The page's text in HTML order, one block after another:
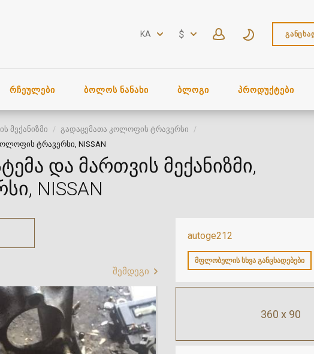
KA $
ᲠᲩᲔᲣᲚᲔᲑᲘ ᲑᲝᲚᲝᲡ ᲜᲐᲜᲐᲮᲘ ᲑᲚᲝᲒᲘ ᲞᲠᲝᲓᲣᲥᲢᲔᲑᲘ
მექანიზმი
გადაცემათა კოლოფის ტრავერსი
ტრავერსი, NISSAN
და მართვის მექანიზმი,
NISSAN
autoge212
ᲛᲤᲚᲝᲑᲔᲚᲘᲡ ᲡᲮᲕᲐ ᲒᲐᲜᲪᲮᲐᲓᲔᲑᲔᲑᲘ
360 x 90
შემდეგი